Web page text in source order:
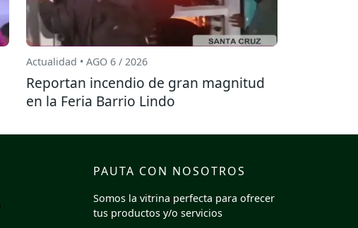
Actualidad • AGO 6 / 2026
Reportan incendio de gran magnitud
en la Feria Barrio Lindo
PAUTA CON NOSOTROS
Somos la vitrina perfecta para ofrecer
tus productos y/o servicios